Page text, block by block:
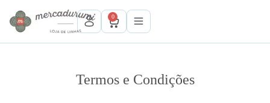
P
u
a
0
Termos e Condições